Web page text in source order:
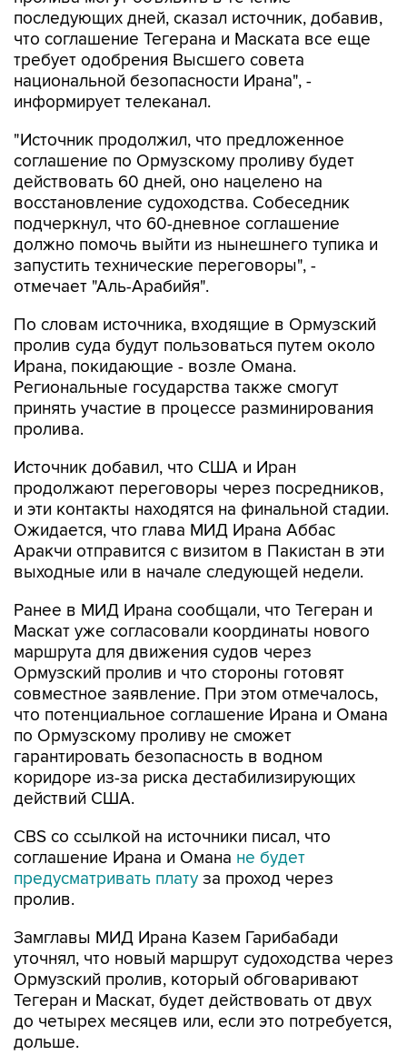
последующих дней, сказал источник, добавив,
что соглашение Тегерана и Маската все еще
требует одобрения Высшего совета
национальной безопасности Ирана", -
информирует телеканал.
"Источник продолжил, что предложенное
соглашение по Ормузскому проливу будет
действовать 60 дней, оно нацелено на
восстановление судоходства. Собеседник
подчеркнул, что 60-дневное соглашение
должно помочь выйти из нынешнего тупика и
запустить технические переговоры", -
отмечает "Аль-Арабийя".
По словам источника, входящие в Ормузский
пролив суда будут пользоваться путем около
Ирана, покидающие - возле Омана.
Региональные государства также смогут
принять участие в процессе разминирования
пролива.
Источник добавил, что США и Иран
продолжают переговоры через посредников,
и эти контакты находятся на финальной стадии.
Ожидается, что глава МИД Ирана Аббас
Аракчи отправится с визитом в Пакистан в эти
выходные или в начале следующей недели.
Ранее в МИД Ирана сообщали, что Тегеран и
Маскат уже согласовали координаты нового
маршрута для движения судов через
Ормузский пролив и что стороны готовят
совместное заявление. При этом отмечалось,
что потенциальное соглашение Ирана и Омана
по Ормузскому проливу не сможет
гарантировать безопасность в водном
коридоре из-за риска дестабилизирующих
действий США.
CBS со ссылкой на источники писал, что
соглашение Ирана и Омана не будет
предусматривать плату за проход через
пролив.
Замглавы МИД Ирана Казем Гарибабади
уточнял, что новый маршрут судоходства через
Ормузский пролив, который обговаривают
Тегеран и Маскат, будет действовать от двух
до четырех месяцев или, если это потребуется,
дольше.